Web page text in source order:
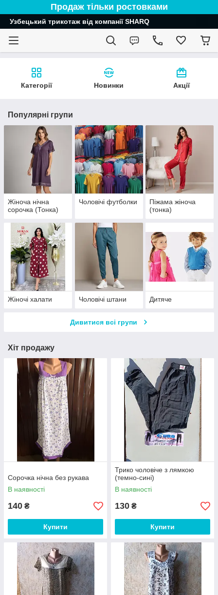
Продаж тільки ростовками
Узбецький трикотаж від компанії SHARQ
Категорії Новинки Акції
Популярні групи
Жіноча нічна
сорочка (Тонка)
Чоловічі футболки
Піжама жіноча
(тонка)
Жіночі халати Чоловічі штани Дитяче
Дивитися всі групи
Хіт продажу
Сорочка нічна без рукава
В наявності
140 ₴
Купити
Трико чоловіче з лямкою
(темно-сині)
В наявності
130 ₴
Купити